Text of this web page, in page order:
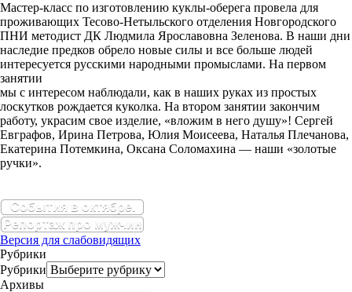
Мастер-класс по изготовлению куклы-оберега провела для
проживающих Тесово-Нетыльского отделения Новгородского
ПНИ методист ДК Людмила Ярославовна Зеленова. В наши дни
наследие предков обрело новые силы и все больше людей
интересуется русскими народными промыслами. На первом
занятии
мы с интересом наблюдали, как в наших руках из простых
лоскутков рождается куколка. На втором занятии закончим
работу, украсим свое изделие, «вложим в него душу»! Сергей
Евграфов, Ирина Петрова, Юлия Моисеева, Наталья Плечанова,
Екатерина Потемкина, Оксана Соломахина — наши «золотые
ручки».
События в октябре.
Репортаж про мужчин
Версия для слабовидящих
Рубрики
Рубрики
Архивы